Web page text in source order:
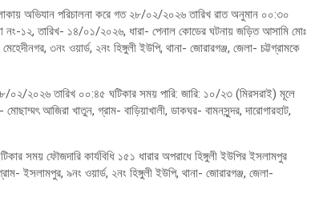
অভিযান পরিচালনা করে গত ২৮/০২/২০২৬ তারিখ রাত অনুমান ০০:৩০
নং-১২, তারিখ- ১৪/০১/২০২৬, ধারা- পেনাল কোডের ঘটনায় জড়িত আসামি মোঃ
৩নং ওয়ার্ড, ২নং হিঙ্গুলী ইউপি, থানা- জোরারগঞ্জ, জেলা- চট্টগ্রামকে
০২/২০২৬ তারিখ ০০:৪৫ ঘটিকার সময় পারি: জারি: ১০/২৩ (মিরসরাই) মূলে
আজিরা খাতুন, গ্রাম- বাড়িয়াখালী, ডাকঘর- বামনসুন্দর, দারোগারহাট,
সময় ফৌজদারি কার্যবিধি ১৫১ ধারার অপরাধে হিঙ্গুলী ইউপির ইসলামপুর
ইসলামপুর, ৯নং ওয়ার্ড, ২নং হিঙ্গুলী ইউপি, থানা- জোরারগঞ্জ, জেলা-